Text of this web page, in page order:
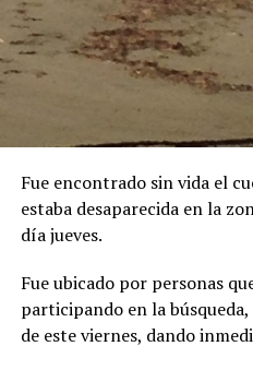
Fue encontrado sin vida el
estaba desaparecida en la
día jueves.
Fue ubicado por personas
participando en la
de este viernes, dando